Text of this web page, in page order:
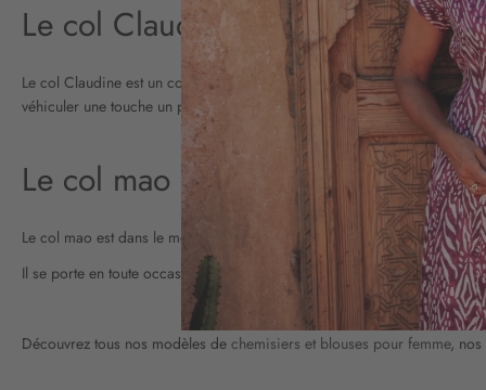
Le col Claudine
Le col Claudine est un col rond qui est donc défini par ses pointes
véhiculer une touche un peu rétro !
Le col mao
Le col mao est dans le même style que le col officier. En effet, il n’a
Il se porte en toute occasion, que ce soit pour un look chic ou plus
Découvrez tous nos modèles de chemisiers et blouses pour femme, nos